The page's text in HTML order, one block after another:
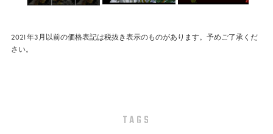
2021年3月以前の価格表記は税抜き表示のものがあります。予めご了承くだ
さい。
TAGS